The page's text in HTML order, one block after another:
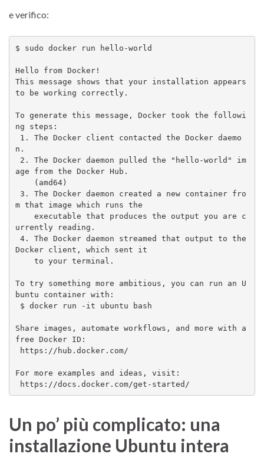
e verifico:
$ sudo docker run hello-world
Hello from Docker!
This message shows that your installation appears
to be working correctly.
To generate this message, Docker took the followi
ng steps:
n.
age from the Docker Hub.
m that image which runs the
urrently reading.
Docker client, which sent it
To try something more ambitious, you can run an U
buntu container with:
Share images, automate workflows, and more with a
free Docker ID:
For more examples and ideas, visit:
Un po’ più complicato: una
installazione Ubuntu intera